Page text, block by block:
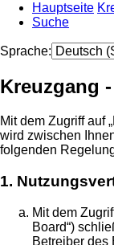
Hauptseite
Suche
Sprache:
Kreuzgang
Mit dem Zugriff auf
wird zwischen
folgenden
1.
Mit dem
Board“)
Betreiber des